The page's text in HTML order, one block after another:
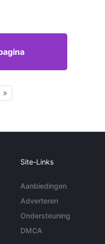
Site-Links
Aanbiedingen
Adverteren
Ondersteuning
DMCA